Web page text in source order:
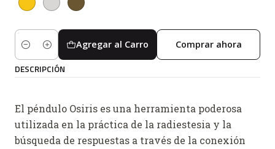
Cantidad
Agregar al Carro Comprar ahora
DESCRIPCIÓN
El péndulo Osiris es una herramienta poderosa
utilizada en la práctica de la radiestesia y la
búsqueda de respuestas a través de la conexión